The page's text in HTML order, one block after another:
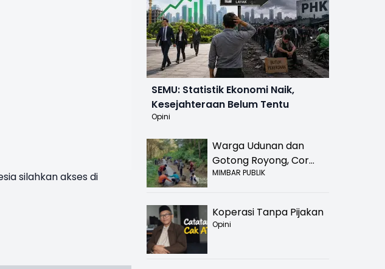
silahkan akses di
SEMU: Statistik Ekonomi Naik,
Kesejahteraan Belum Tentu
Opini
Warga Udunan dan
Gotong Royong, Cor
Jalan Hancur di
MIMBAR PUBLIK
Koperasi Tanpa Pijakan
Opini